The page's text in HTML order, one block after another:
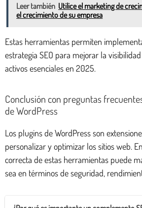
Leer también Utilice el marketing de
el crecimiento de su empresa
Estas herramientas permiten
estrategia SEO para mejorar la
activos esenciales en 2025.
Conclusión con preguntas
de WordPress
Los plugins de WordPress son
personalizar y optimizar los sitios web.
correcta de estas herramientas puede
sea en términos de seguridad,